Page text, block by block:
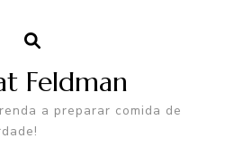
Feldman
a preparar comida de